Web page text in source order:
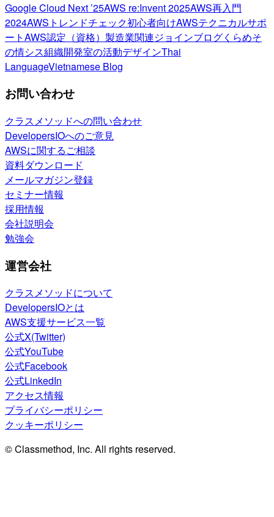
Google Cloud Next ’25AWS re:Invent 2025AWS再入門
2024AWSトレンドチェック初心者向けAWSテクニカルサポ
ートAWS認定（資格） 製造業関連ジョインブログくらめそ
の情シス組織開発室の活動デザインThai
LanguageVietnamese Blog
お問い合わせ
クラスメソッドへの問い合わせ
DevelopersIOへのご意見
AWSに関するご相談
資料ダウンロード
メールマガジン登録
セミナー情報
採用情報
会社説明会
勉強会
運営会社
クラスメソッドについて
DevelopersIOとは
AWS支援サービス一覧
公式X(Twitter)
公式YouTube
公式Facebook
公式LinkedIn
アクセス情報
プライバシーポリシー
クッキーポリシー
© Classmethod, Inc. All rights reserved.